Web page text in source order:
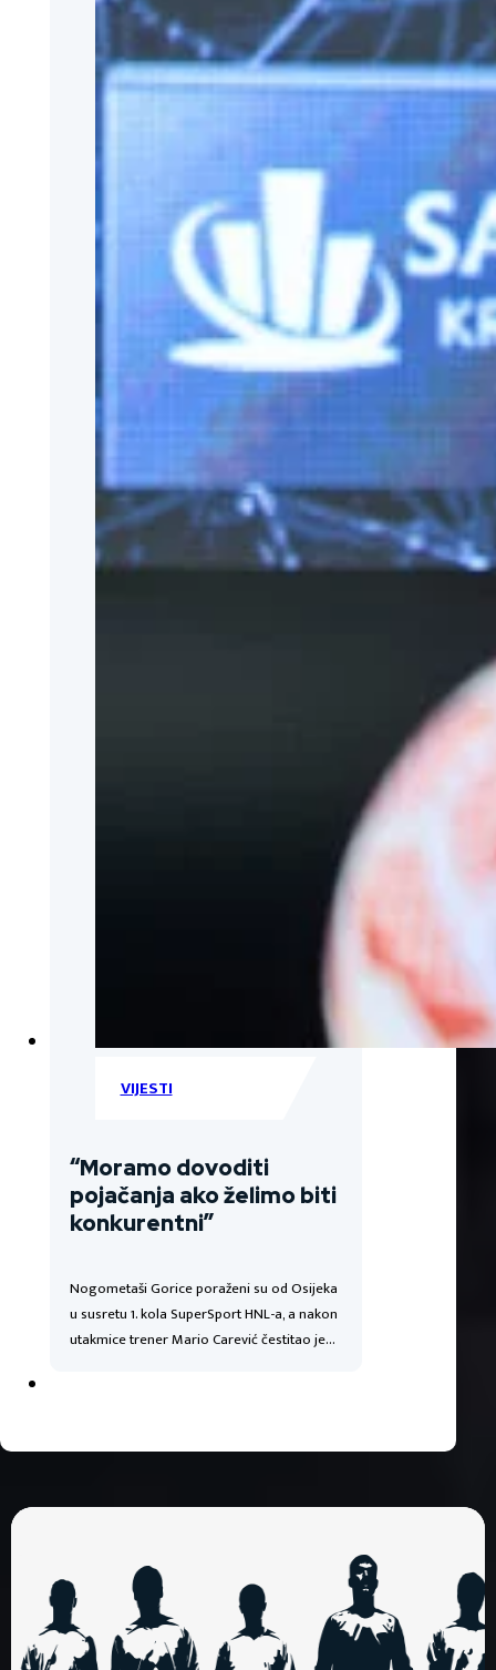
VIJESTI
“Moramo dovoditi
pojačanja ako želimo biti
konkurentni”
Nogometaši Gorice poraženi su od Osijeka
u susretu 1. kola SuperSport HNL-a, a nakon
utakmice trener Mario Carević čestitao je…